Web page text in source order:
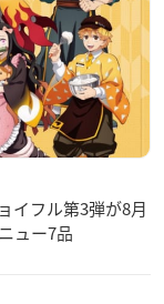
イフル第3弾が8月
ュー7品